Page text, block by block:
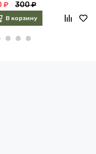
₽ 300 ₽
В корзину